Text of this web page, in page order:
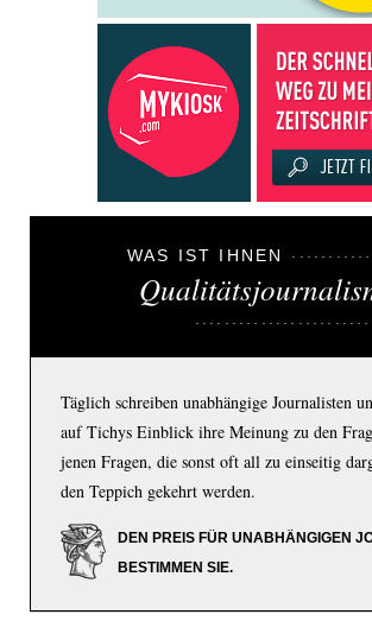
WAS IST IHNEN
Täglich schreiben unabhängige Journalisten
auf Tichys Einblick ihre Meinung zu den
jenen Fragen, die sonst oft all zu einseitig
den Teppich gekehrt werden.
DEN PREIS FÜR UNABHÄNGIGEN
BESTIMMEN SIE.